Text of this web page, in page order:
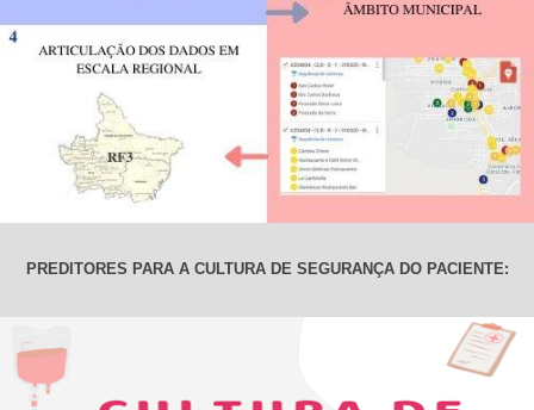
PREDITORES PARA A CULTURA DE SEGURANÇA DO PACIENTE: